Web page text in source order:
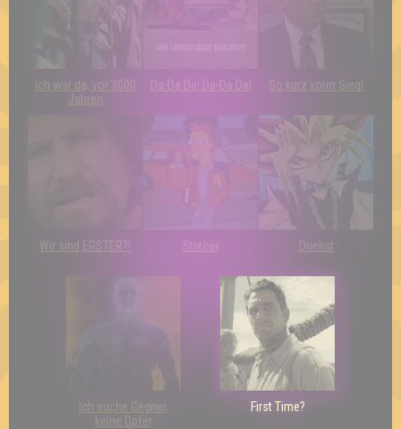
Ich war da, vor 3000
Jahren
Da-Da Da! Da-Da Da! So kurz vorm Sieg!
Wir sind ERSTER?! Streber Duelist
Ich suche Gegner,
keine Opfer
First Time?